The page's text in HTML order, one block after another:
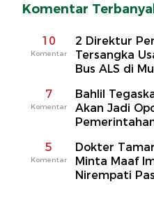
Komentar
10
Komentar
2 Direktur
Tersangka
Bus ALS di
7
Komentar
Bahlil
Akan Jadi
5
Komentar
Dokter
Minta Maaf
Nirempati